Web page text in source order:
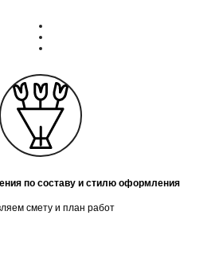
по составу и стилю оформления
смету и план работ